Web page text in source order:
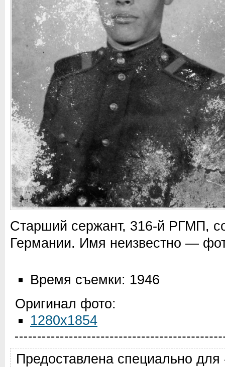
Старший сержант, 316-й РГМП,
Германии. Имя неизвестно —
Время съемки: 1946
Оригинал фото:
1280x1854
Предоставлена специально